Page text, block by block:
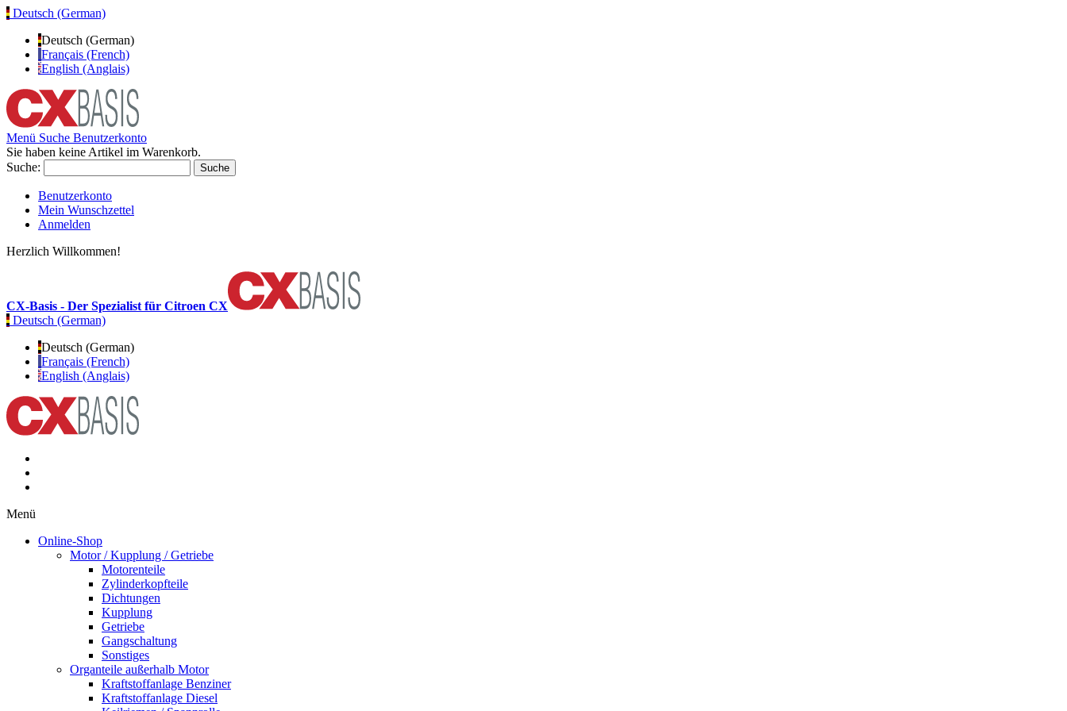
Deutsch (German)
Deutsch (German)
Français (French)
English (Anglais)
Menü Suche Benutzerkonto
Sie haben keine Artikel im Warenkorb.
Suche:
Suche
Benutzerkonto
Mein Wunschzettel
Anmelden
Herzlich Willkommen!
CX-Basis - Der Spezialist für Citroen CX
Deutsch (German)
Deutsch (German)
Français (French)
English (Anglais)
Menü
Online-Shop
Motor / Kupplung / Getriebe
Motorenteile
Zylinderkopfteile
Dichtungen
Kupplung
Getriebe
Gangschaltung
Sonstiges
Organteile außerhalb Motor
Kraftstoffanlage Benziner
Kraftstoffanlage Diesel